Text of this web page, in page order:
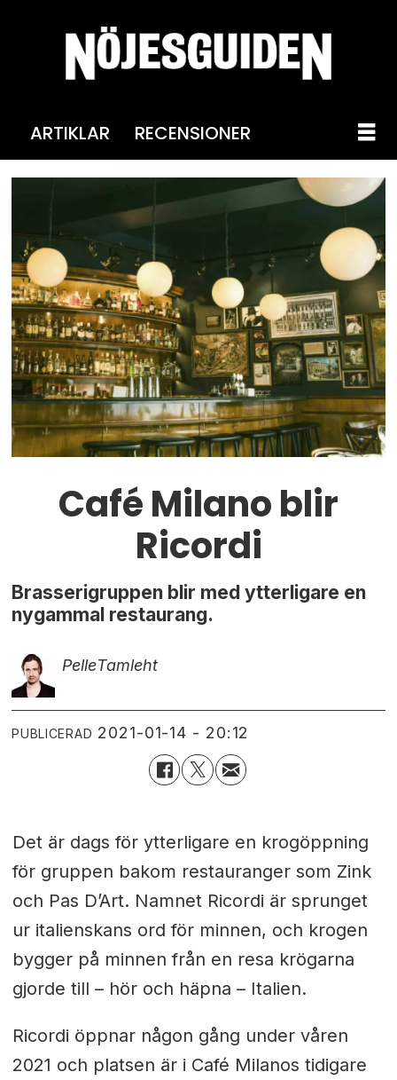
ARTIKLAR RECENSIONER
Café Milano blir
Ricordi
Brasserigruppen blir med ytterligare en
nygammal restaurang.
PelleTamleht
PUBLICERAD 2021-01-14 - 20:12
Det är dags för ytterligare en krogöppning
för gruppen bakom restauranger som Zink
och Pas D’Art. Namnet Ricordi är sprunget
ur italienskans ord för minnen, och krogen
bygger på minnen från en resa krögarna
gjorde till – hör och häpna – Italien.
Ricordi öppnar någon gång under våren
2021 och platsen är i Café Milanos tidigare